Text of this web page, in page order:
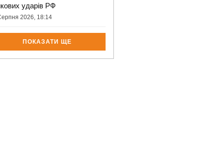
ударів РФ
2026, 18:14
ПОКАЗАТИ ЩЕ